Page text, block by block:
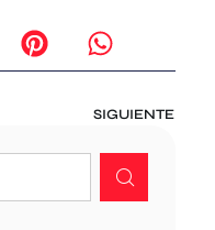
SIGUIENTE